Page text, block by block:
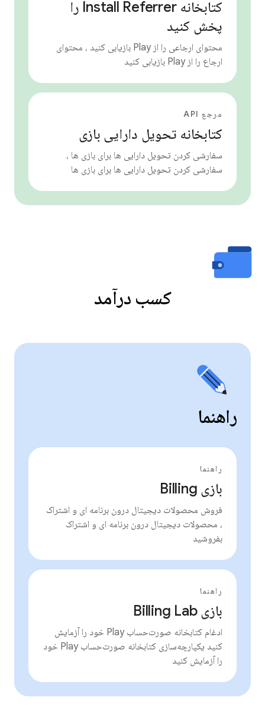
کتابخانه Install Referrer را
پخش کنید
محتوای ارجاعی را از Play بازیابی کنید ، محتوای
ارجاع را از Play بازیابی کنید
مرجع API
کتابخانه تحویل دارایی بازی
سفارشی کردن تحویل دارایی ها برای بازی ها ،
سفارشی کردن تحویل دارایی ها برای بازی ها
کسب درآمد
راهنما
راهنما
بازی Billing
فروش محصولات دیجیتال درون برنامه ای و اشتراک
، محصولات دیجیتال درون برنامه ای و اشتراک
بفروشید
راهنما
بازی Billing Lab
ادغام کتابخانه صورت‌حساب Play خود را آزمایش
کنید یکپارچه‌سازی کتابخانه صورت‌حساب Play خود
را آزمایش کنید